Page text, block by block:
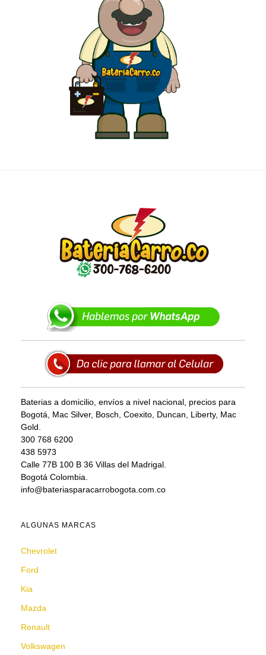
Baterias a domicilio, envíos a nivel nacional, precios para
Bogotá, Mac Silver, Bosch, Coexito, Duncan, Liberty, Mac
Gold.
300 768 6200
438 5973
Calle 77B 100 B 36 Villas del Madrigal.
Bogotá Colombia.
info@bateriasparacarrobogota.com.co
ALGUNAS MARCAS
Chevrolet
Ford
Kia
Mazda
Renault
Volkswagen